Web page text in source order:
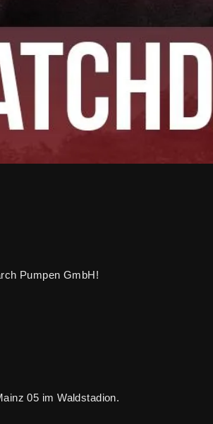
Pumpen GmbH!
05 im Waldstadion.